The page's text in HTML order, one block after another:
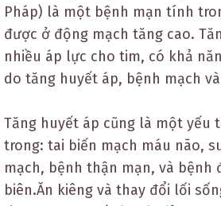
Pháp) là một bệnh mạn tính
được ở động mạch tăng cao.
nhiều áp lực cho tim, có khả
do tăng huyết áp, bệnh mạch
Tăng huyết áp cũng là một yếu
trong: tai biến mạch máu não,
mạch, bệnh thận mạn, và bệnh
biên.Ăn kiêng và thay đổi lối